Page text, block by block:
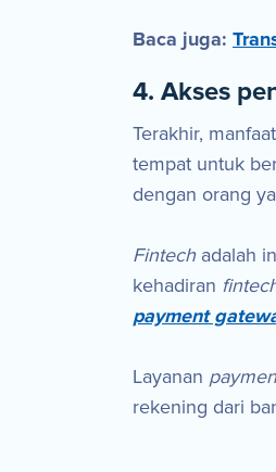
Baca juga:
4. Akses
Terakhir,
tempat untuk
dengan orang
Fintechadalah
kehadiran
payment
Layanan
rekening dari